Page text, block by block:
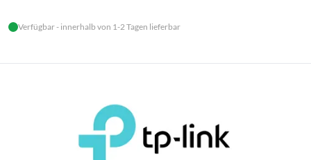
Verfügbar - innerhalb von 1-2 Tagen lieferbar